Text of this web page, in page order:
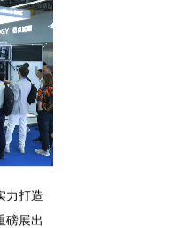
力打造
磅展出